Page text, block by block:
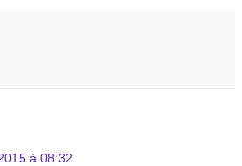
à 08:32